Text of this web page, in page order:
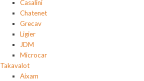
Casalini
Chatenet
Grecav
Ligier
JDM
Microcar
Takavalot
Aixam